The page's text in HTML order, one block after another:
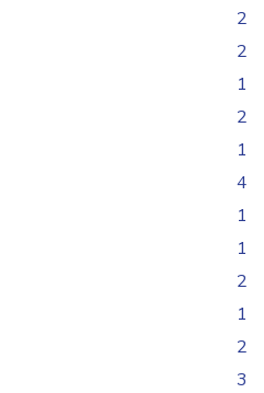
2
2
1
2
1
4
1
1
2
1
2
3